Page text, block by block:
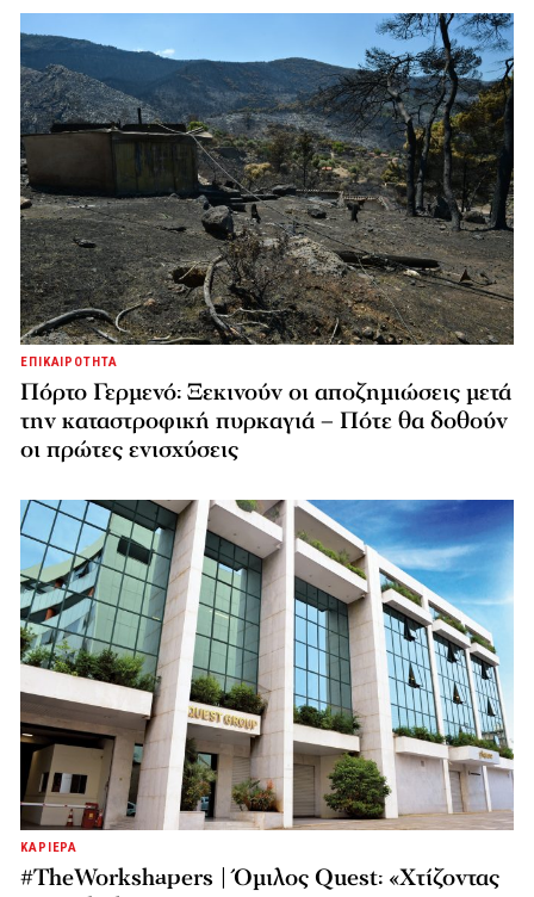
ΕΠΙΚΑΙΡΟΤΗΤΑ
Πόρτο Γερμενό: Ξεκινούν οι αποζημιώσεις μετά
την καταστροφική πυρκαγιά – Πότε θα δοθούν
οι πρώτες ενισχύσεις
ΚΑΡΙΕΡΑ
#TheWorkshapers | Όμιλος Quest: «Χτίζοντας